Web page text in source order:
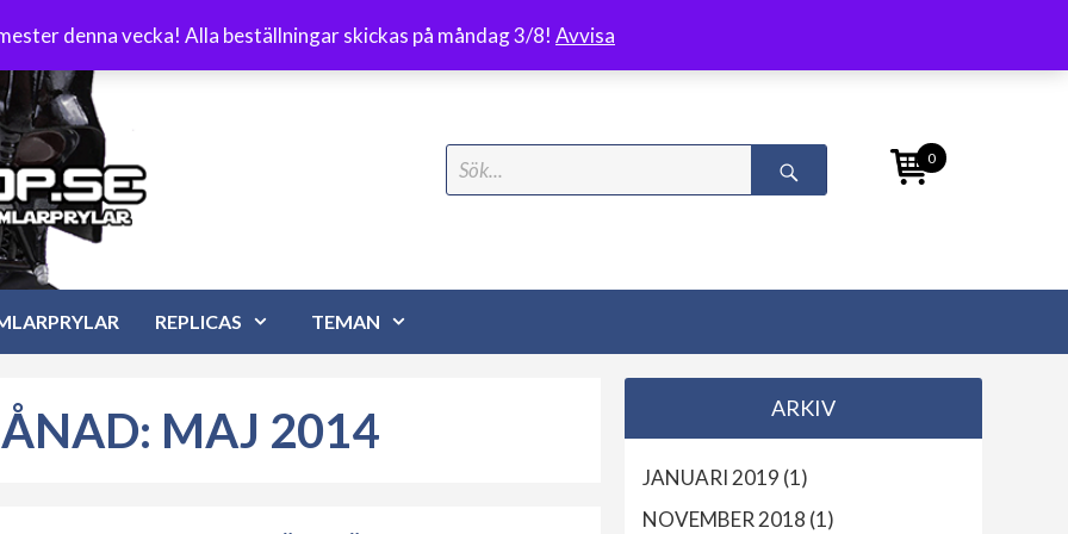
denna vecka! Alla beställningar skickas på måndag 3/8! Avvisa
Frakt 89 kr
Search
for:
0
REPLICAS TEMAN
MAJ 2014 ARKIV
JANUARI 2019 (1)
NOVEMBER 2018 (1)